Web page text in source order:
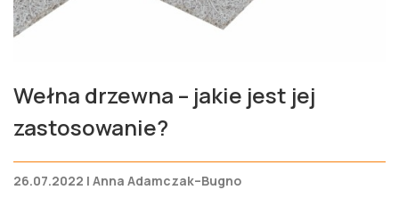
Wełna drzewna – jakie jest jej
zastosowanie?
26.07.2022 | Anna Adamczak–Bugno